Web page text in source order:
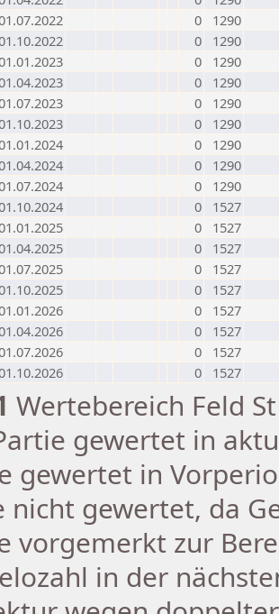
0
1290
0
1290
0
1290
0
1290
0
1290
0
1290
0
1290
0
1290
0
1290
0
1527
0
1527
0
1527
0
1527
0
1527
0
1527
0
1527
0
1527
0 1527
Wertebereich Feld
gewertet in
gewertet in
nicht gewertet, da
vorgemerkt zur
in der